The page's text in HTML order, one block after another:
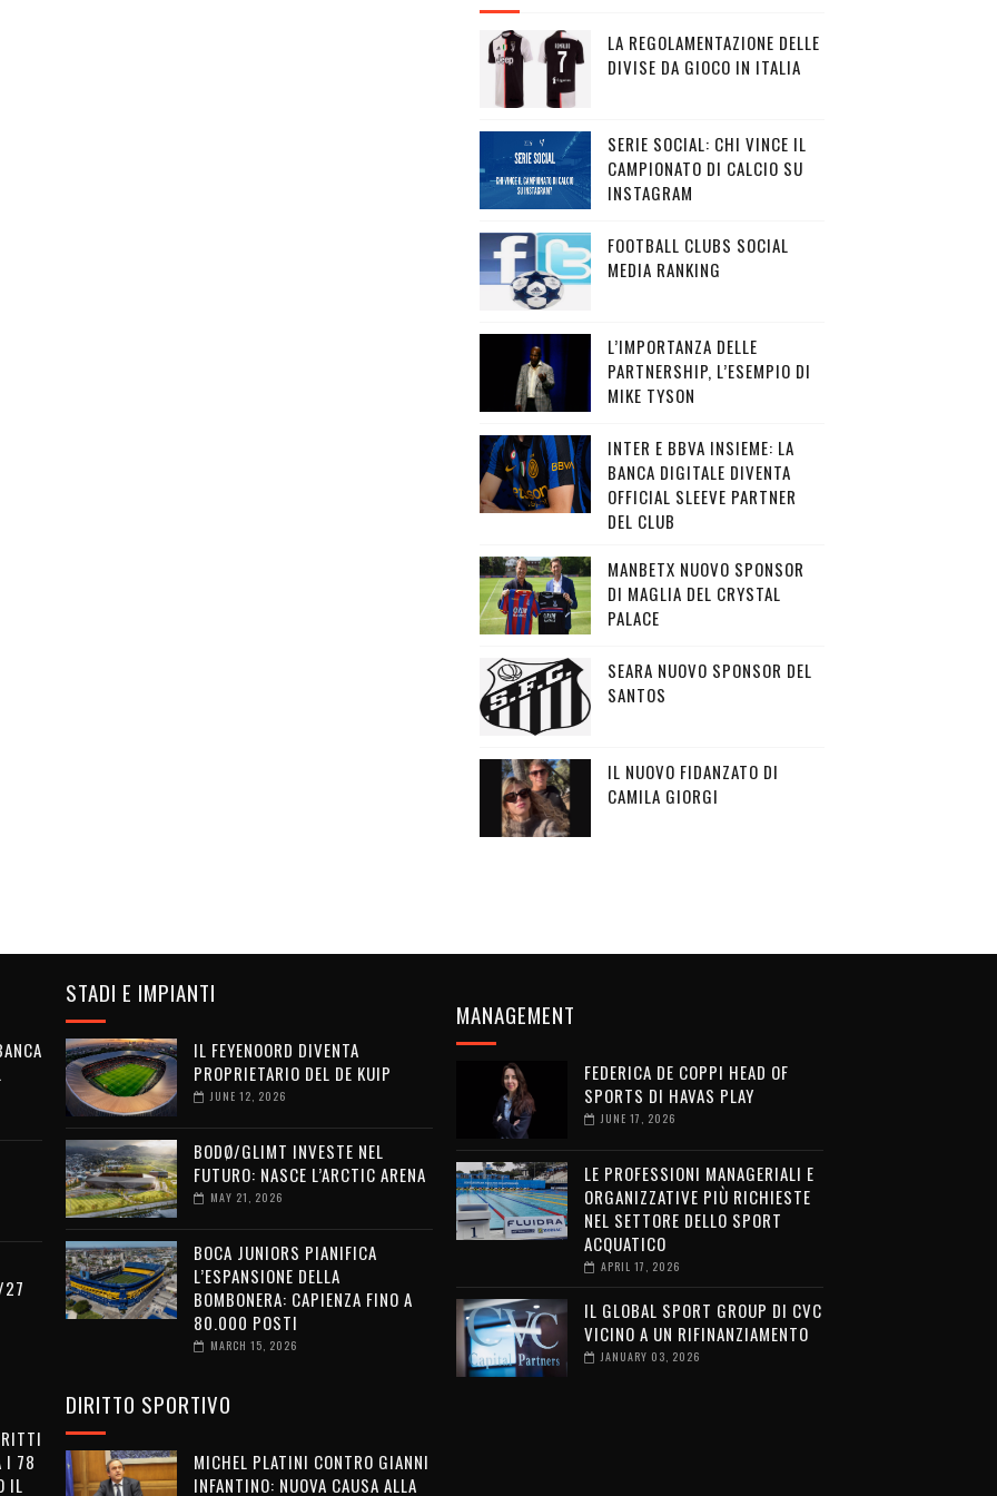
LA REGOLAMENTAZIONE DELLE
DIVISE DA GIOCO IN ITALIA
SERIE SOCIAL: CHI VINCE IL
CAMPIONATO DI CALCIO SU
INSTAGRAM
FOOTBALL CLUBS SOCIAL
MEDIA RANKING
L’IMPORTANZA DELLE
PARTNERSHIP, L’ESEMPIO DI
MIKE TYSON
INTER E BBVA INSIEME: LA
BANCA DIGITALE DIVENTA
OFFICIAL SLEEVE PARTNER
DEL CLUB
MANBETX NUOVO SPONSOR
DI MAGLIA DEL CRYSTAL
PALACE
SEARA NUOVO SPONSOR DEL
SANTOS
IL NUOVO FIDANZATO DI
CAMILA GIORGI
27
I 78
IL
STADI E IMPIANTI
IL FEYENOORD DIVENTA
PROPRIETARIO DEL DE KUIP
JUNE 12, 2026
BODØ/GLIMT INVESTE NEL
FUTURO: NASCE L’ARCTIC ARENA
MAY 21, 2026
BOCA JUNIORS PIANIFICA
L’ESPANSIONE DELLA
BOMBONERA: CAPIENZA FINO A
80.000 POSTI
MARCH 15, 2026
DIRITTO SPORTIVO
MICHEL PLATINI CONTRO GIANNI
INFANTINO: NUOVA CAUSA ALLA
MANAGEMENT
FEDERICA DE COPPI HEAD OF
SPORTS DI HAVAS PLAY
JUNE 17, 2026
LE PROFESSIONI MANAGERIALI E
ORGANIZZATIVE PIÙ RICHIESTE
NEL SETTORE DELLO SPORT
ACQUATICO
APRIL 17, 2026
IL GLOBAL SPORT GROUP DI CVC
VICINO A UN RIFINANZIAMENTO
JANUARY 03, 2026